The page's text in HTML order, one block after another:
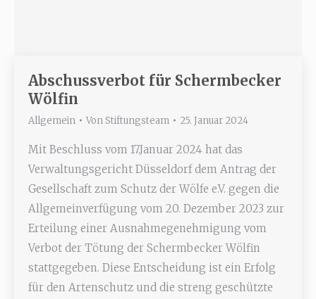
Abschussverbot für Schermbecker
Wölfin
Allgemein Von Stiftungsteam 25. Januar 2024
Mit Beschluss vom 17.Januar 2024 hat das
Verwaltungsgericht Düsseldorf dem Antrag der
Gesellschaft zum Schutz der Wölfe e.V. gegen die
Allgemeinverfügung vom 20. Dezember 2023 zur
Erteilung einer Ausnahmegenehmigung vom
Verbot der Tötung der Schermbecker Wölfin
stattgegeben. Diese Entscheidung ist ein Erfolg
für den Artenschutz und die streng geschützte